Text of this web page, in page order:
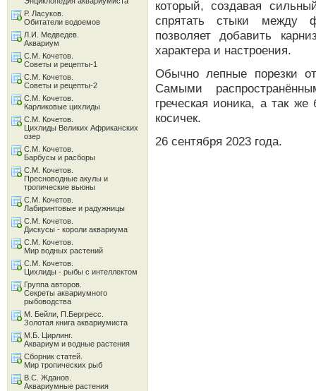
который, создавая
спрятать стыки между
позволяет добавить
характера и настроения.
Обычно лепные порезки
Самыми
греческая ионика, а так
косичек.
26 сентября 2023 года.
Р. Ласуков.
Обитатели водоемов
Л.И. Медведев.
Аквариум
С.М. Кочетов.
Советы и рецепты-1
С.М. Кочетов.
Советы и рецепты-2
С.М. Кочетов.
Карликовые цихлиды
С.М. Кочетов.
Цихлиды Великих Африканских
озер
С.М. Кочетов.
Барбусы и расборы
С.М. Кочетов.
Пресноводные акулы и
тропические вьюны
С.М. Кочетов.
Лабиринтовые и радужницы
С.М. Кочетов.
Дискусы - короли аквариума
С.М. Кочетов.
Мир водных растений
С.М. Кочетов.
Цихлиды - рыбы с интеллектом
Группа авторов.
Секреты аквариумного
рыбоводства
М. Бейли, П.Бергресс.
Золотая книга аквариумиста
М.Б. Цирлинг.
Аквариум и водные растения
Сборник статей.
Мир тропических рыб
В.С. Жданов.
Аквариумные растения